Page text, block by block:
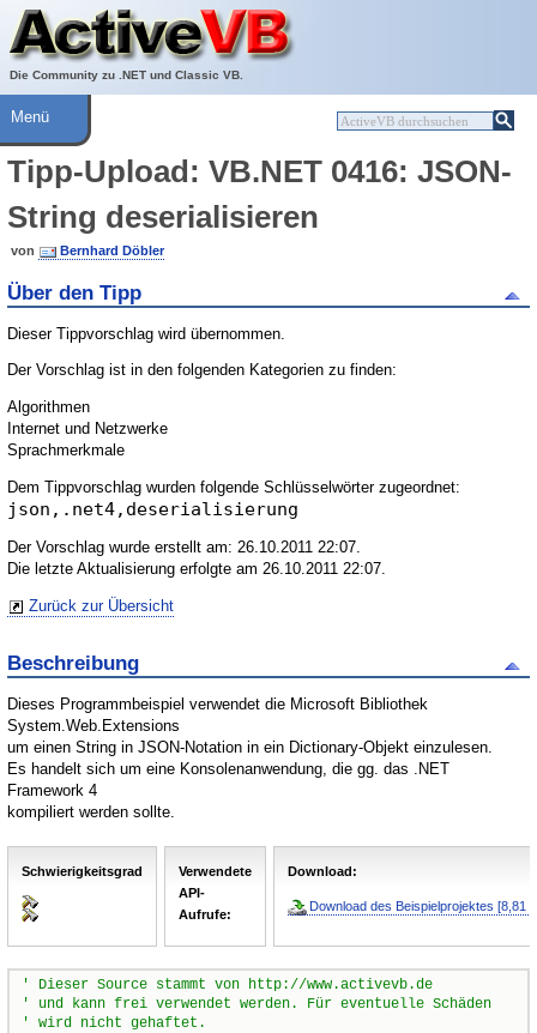
Die Community zu .NET und Classic VB.
Über ActiveVB
Hilfe
Menü
Tipp-Upload: VB.NET 0416: JSON-
String deserialisieren
von Bernhard Döbler
Über den Tipp
Dieser Tippvorschlag wird übernommen.
Der Vorschlag ist in den folgenden Kategorien zu finden:
Algorithmen
Internet und Netzwerke
Sprachmerkmale
Dem Tippvorschlag wurden folgende Schlüsselwörter zugeordnet:
json,.net4,deserialisierung
Der Vorschlag wurde erstellt am: 26.10.2011 22:07.
Die letzte Aktualisierung erfolgte am 26.10.2011 22:07.
Zurück zur Übersicht
Beschreibung
Dieses Programmbeispiel verwendet die Microsoft Bibliothek
System.Web.Extensions
um einen String in JSON-Notation in ein Dictionary-Objekt einzulesen.
Es handelt sich um eine Konsolenanwendung, die gg. das .NET
Framework 4
kompiliert werden sollte.
Schwierigkeitsgrad
Verwendete
API-
Aufrufe:
Download:
Download des Beispielprojektes [8,81
' Dieser Source stammt von http://www.activevb.de
' und kann frei verwendet werden. Für eventuelle Schäden
' wird nicht gehaftet.